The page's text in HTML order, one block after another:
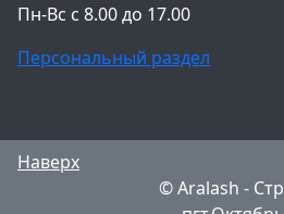
Пн-Вс с 8.00 до 17.00
Персональный раздел
Наверх
© Aralash -